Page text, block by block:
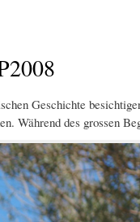
Geschichte
Während des grossen